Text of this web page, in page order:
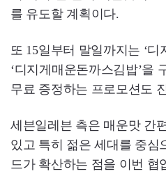
를 유도할 계획이다.
또 15일부터 말일까지는 ‘
‘디지게매운돈까스김밥’을
무료 증정하는 프로모션도
세븐일레븐 측은 매운맛 간
있고 특히 젊은 세대를 중심
드가 확산하는 점을 이번 협